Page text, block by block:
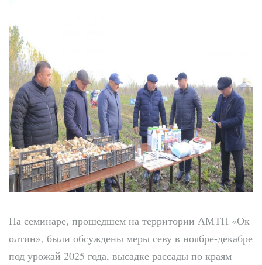
На семинаре, прошедшем на территории АМТП «Ок
олтин», были обсуждены меры севу в ноябре-декабре
под урожай 2025 года, высадке рассады по краям